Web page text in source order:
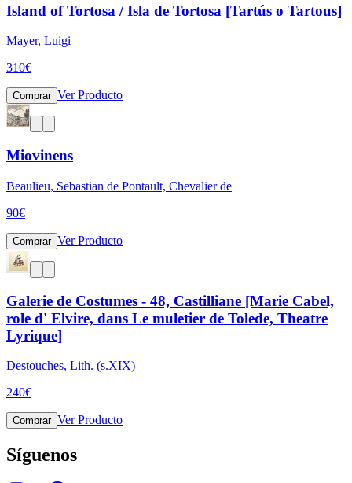
Island of Tortosa / Isla de Tortosa [Tartús o Tartous]
Mayer, Luigi
310€
Comprar Ver Producto
Miovinens
Beaulieu, Sebastian de Pontault, Chevalier de
90€
Comprar Ver Producto
Galerie de Costumes - 48, Castilliane [Marie Cabel,
role d' Elvire, dans Le muletier de Tolede, Theatre
Lyrique]
Destouches, Lith. (s.XIX)
240€
Comprar Ver Producto
Síguenos